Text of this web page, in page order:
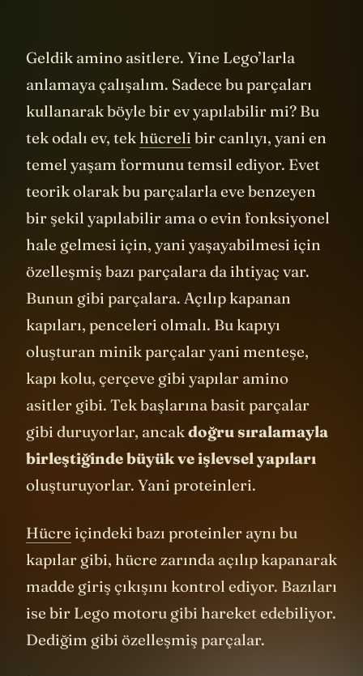
Geldik amino asitlere. Yine Lego’larla
anlamaya çalışalım. Sadece bu parçaları
kullanarak böyle bir ev yapılabilir mi? Bu
tek odalı ev, tek hücreli bir canlıyı, yani en
temel yaşam formunu temsil ediyor. Evet
teorik olarak bu parçalarla eve benzeyen
bir şekil yapılabilir ama o evin fonksiyonel
hale gelmesi için, yani yaşayabilmesi için
özelleşmiş bazı parçalara da ihtiyaç var.
Bunun gibi parçalara. Açılıp kapanan
kapıları, penceleri olmalı. Bu kapıyı
oluşturan minik parçalar yani menteşe,
kapı kolu, çerçeve gibi yapılar amino
asitler gibi. Tek başlarına basit parçalar
gibi duruyorlar, ancakdoğru sıralamayla
birleştiğinde büyük ve işlevsel yapıları
oluşturuyorlar. Yani proteinleri.
Hücre içindeki bazı proteinler aynı bu
kapılar gibi, hücre zarında açılıp kapanarak
madde giriş çıkışını kontrol ediyor. Bazıları
ise bir Lego motoru gibi hareket edebiliyor.
Dediğim gibi özelleşmiş parçalar.